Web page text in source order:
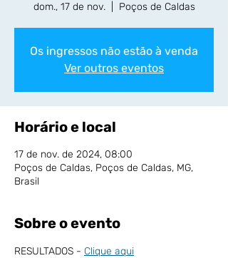
dom., 17 de nov.
  |
Poços de Caldas
Os ingressos não estão à venda
Ver outros eventos
Horário e local
17 de nov. de 2024, 08:00
Poços de Caldas, Poços de Caldas, MG,
Brasil
Sobre o evento
RESULTADOS - Clique aqui